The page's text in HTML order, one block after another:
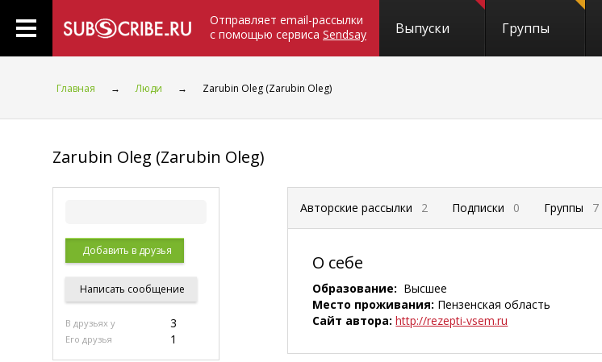
Отправляет email-рассылки
с помощью сервиса Sendsay Выпуски Группы
Главная → Люди → Zarubin Oleg (Zarubin Oleg)
Zarubin Oleg (Zarubin Oleg)
Добавить в друзья
Написать сообщение
В друзьях у 3
Его друзья 1
Авторские рассылки 2 Подписки 0 Группы 7
О себе
Образование: Высшее
Место проживания: Пензенская область
Сайт автора: http://rezepti-vsem.ru